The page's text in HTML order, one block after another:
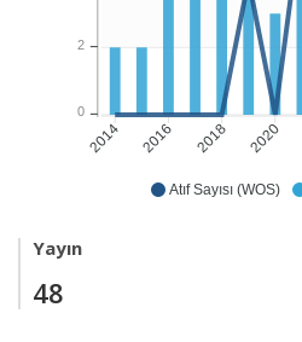
Atıf Sayısı (WOS)
2014 2016 2018 2020
2
0
Yayın
48